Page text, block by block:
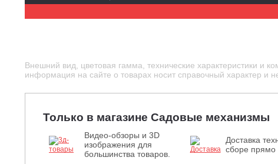
Внешний вид, цветовая гамма, технические характеристики и
информация на сайте о товарах носит справочный характер и
Только в магазине Садовые механизмы
Видео-обзоры и 3D
изображения для
большинства товаров.
Доставка
сборе прямо